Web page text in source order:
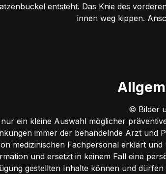
entsteht. Das Knie des
innen weg kippen.
© Bilder
ein kleine Auswahl möglicher
immer der behandelnde Arzt und
medizinischen Fachpersonal erklärt
und ersetzt in keinem Fall eine
gestellten Inhalte können und